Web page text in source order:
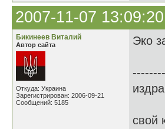
2007-11-07 13:09:20
Бикинеев Виталий
Автор сайта
Откуда: Украина
Зарегистрирован: 2006-09-21
Сообщений: 5185
Эко
свой